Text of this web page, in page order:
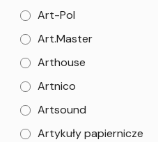
Art-Pol
Art.Master
Arthouse
Artnico
Artsound
Artykuły papiernicze